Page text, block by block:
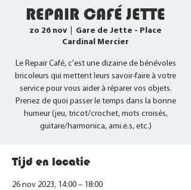
REPAIR CAFÉ JETTE
zo 26 nov
  |
Gare de Jette - Place
Cardinal Mercier
Le Repair Café, c'est une dizaine de bénévoles
bricoleurs qui mettent leurs savoir-faire à votre
service pour vous aider à réparer vos objets.
Prenez de quoi passer le temps dans la bonne
humeur (jeu, tricot/crochet, mots croisés,
guitare/harmonica, ami.e.s, etc.)
Tijd en locatie
26 nov 2023, 14:00 – 18:00